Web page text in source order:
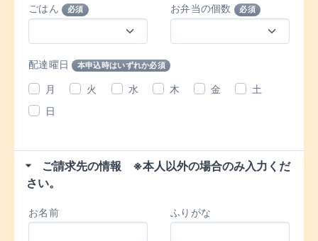
ごはん 必須 お弁当の個数 必須
配達曜日 本申込時はいずれか必須
月 火 水 木 金
土
日
ご請求先の情報 ※本人以外の場合のみ入力くだ
さい。
お名前 ふりがな